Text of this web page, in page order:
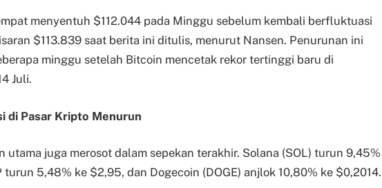
menyentuh $112.044 pada Minggu sebelum kembali berfluktuasi
$113.839 saat berita ini ditulis, menurut Nansen. Penurunan ini
minggu setelah Bitcoin mencetak rekor tertinggi baru di
Juli.
di Pasar Kripto Menurun
utama juga merosot dalam sepekan terakhir. Solana (SOL) turun 9,45%
turun 5,48% ke $2,95, dan Dogecoin (DOGE) anjlok 10,80% ke $0,2014.